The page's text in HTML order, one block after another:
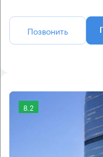
Позвонить
8.2